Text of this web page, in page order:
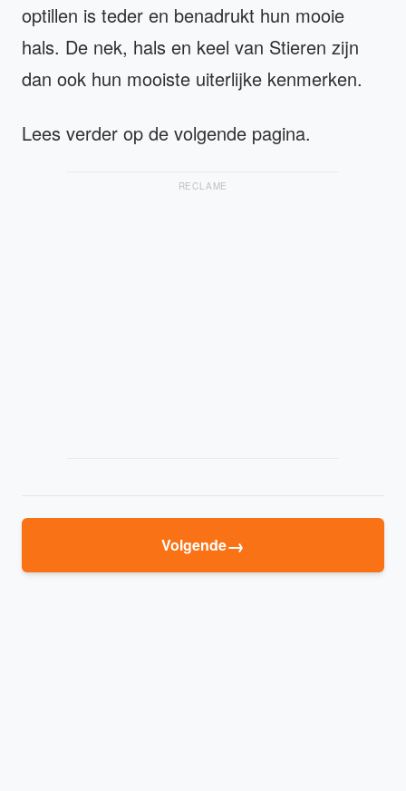
optillen is teder en benadrukt hun mooie
hals. De nek, hals en keel van Stieren zijn
dan ook hun mooiste uiterlijke kenmerken.
Lees verder op de volgende pagina.
RECLAME
Volgende→